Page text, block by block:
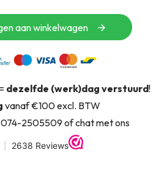
aan winkelwagen
dezelfde (werk)dag verstuurd!
vanaf €100 excl. BTW
074-2505509 of chat met ons